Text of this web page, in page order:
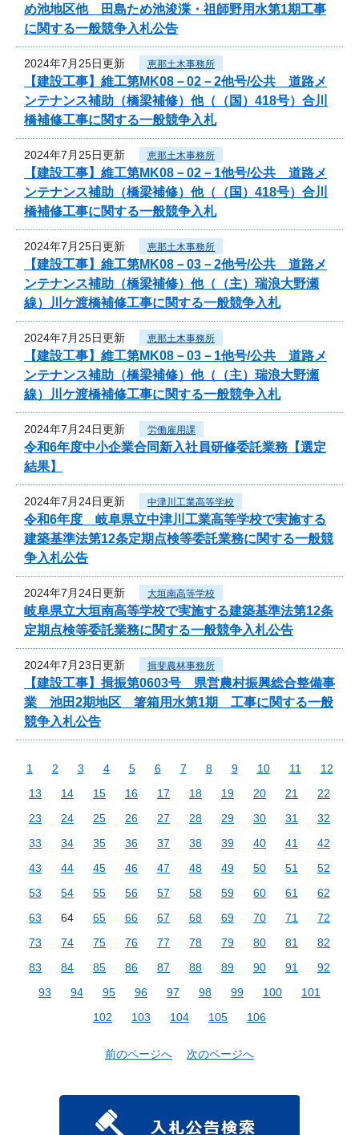
め池地区他 田島ため池浚渫・祖師野用水第1期工事
に関する一般競争入札公告
2024年7月25日更新 恵那土木事務所
【建設工事】維工第MK08－02－2他号/公共 道路メ
ンテナンス補助（橋梁補修）他（（国）418号）合川
橋補修工事に関する一般競争入札
2024年7月25日更新 恵那土木事務所
【建設工事】維工第MK08－02－1他号/公共 道路メ
ンテナンス補助（橋梁補修）他（（国）418号）合川
橋補修工事に関する一般競争入札
2024年7月25日更新 恵那土木事務所
【建設工事】維工第MK08－03－2他号/公共 道路メ
ンテナンス補助（橋梁補修）他（（主）瑞浪大野瀬
線）川ケ渡橋補修工事に関する一般競争入札
2024年7月25日更新 恵那土木事務所
【建設工事】維工第MK08－03－1他号/公共 道路メ
ンテナンス補助（橋梁補修）他（（主）瑞浪大野瀬
線）川ケ渡橋補修工事に関する一般競争入札
2024年7月24日更新 労働雇用課
令和6年度中小企業合同新入社員研修委託業務【選定
結果】
2024年7月24日更新 中津川工業高等学校
令和6年度 岐阜県立中津川工業高等学校で実施する
建築基準法第12条定期点検等委託業務に関する一般競
争入札公告
2024年7月24日更新 大垣南高等学校
岐阜県立大垣南高等学校で実施する建築基準法第12条
定期点検等委託業務に関する一般競争入札公告
2024年7月23日更新 揖斐農林事務所
【建設工事】揖振第0603号 県営農村振興総合整備事
業 池田2期地区 箸箱用水第1期 工事に関する一般
競争入札公告
1 2 3 4 5 6 7 8 9 10 11
12
13
14 15 16 17 18 19 20 21
22
23
24 25 26 27 28 29 30 31
32
33
34 35 36 37 38 39 40 41
42
43
44 45 46 47 48 49 50 51
52
53
54 55 56 57 58 59 60 61
62
63
64 65 66 67 68 69 70 71
72
73
74 75 76 77 78 79 80 81
82
83
84 85 86 87 88 89 90 91
92
93
94 95 96 97 98 99 100
101
102
103 104 105 106
前のページへ 次のページへ